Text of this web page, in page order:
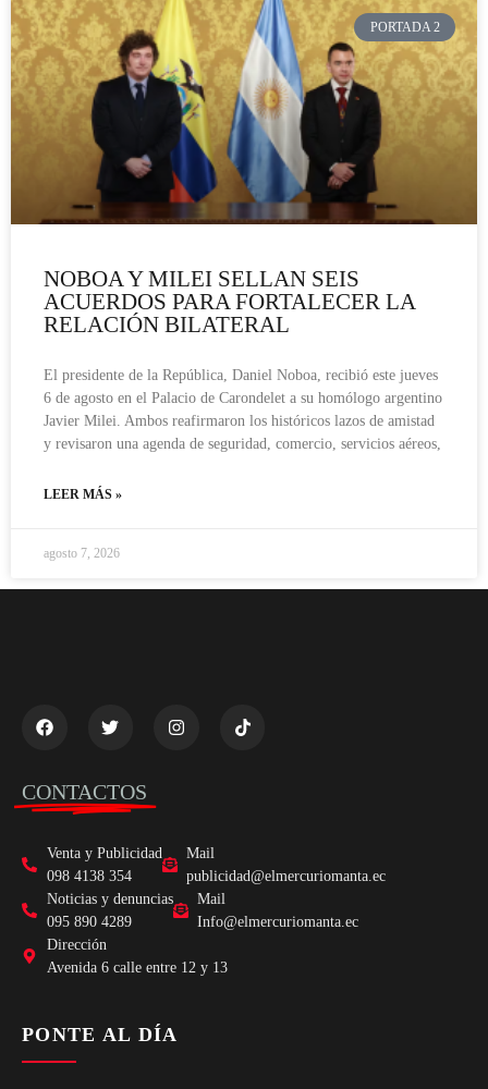
PORTADA 2
NOBOA Y MILEI SELLAN SEIS
ACUERDOS PARA FORTALECER LA
RELACIÓN BILATERAL
El presidente de la República, Daniel Noboa, recibió este jueves
6 de agosto en el Palacio de Carondelet a su homólogo argentino
Javier Milei. Ambos reafirmaron los históricos lazos de amistad
y revisaron una agenda de seguridad, comercio, servicios aéreos,
LEER MÁS »
agosto 7, 2026
CONTACTOS
Venta y Publicidad
098 4138 354
Mail
publicidad@elmercuriomanta.ec
Noticias y denuncias
095 890 4289
Mail
Info@elmercuriomanta.ec
Dirección
Avenida 6 calle entre 12 y 13
PONTE AL DÍA